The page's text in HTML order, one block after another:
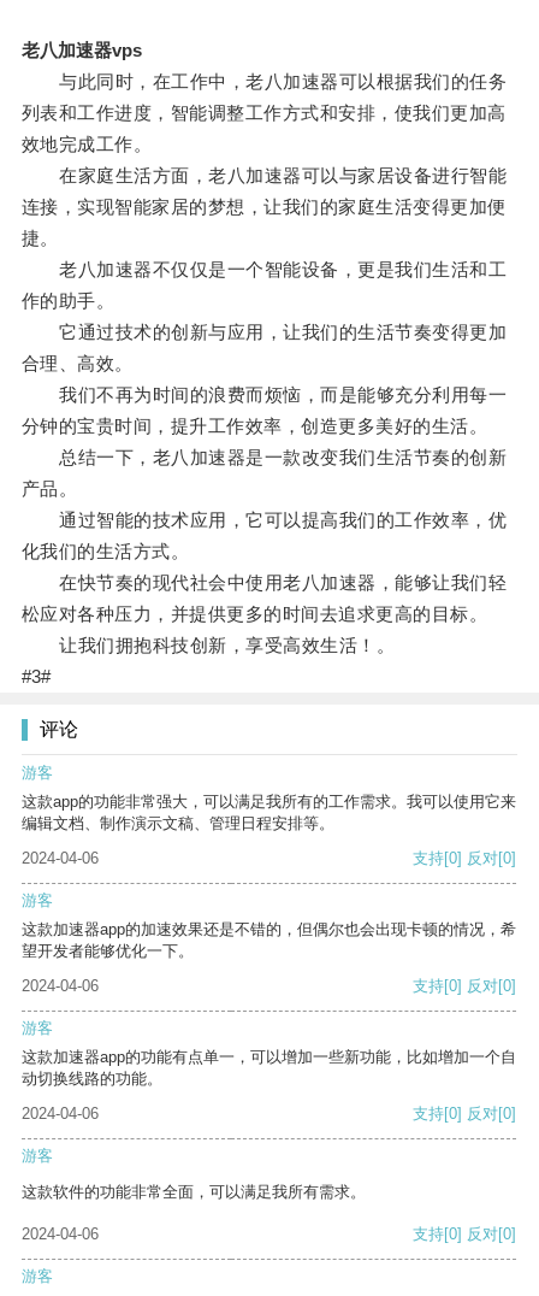
老八加速器vps
与此同时，在工作中，老八加速器可以根据我们的任务
列表和工作进度，智能调整工作方式和安排，使我们更加高
效地完成工作。
在家庭生活方面，老八加速器可以与家居设备进行智能
连接，实现智能家居的梦想，让我们的家庭生活变得更加便
捷。
老八加速器不仅仅是一个智能设备，更是我们生活和工
作的助手。
它通过技术的创新与应用，让我们的生活节奏变得更加
合理、高效。
我们不再为时间的浪费而烦恼，而是能够充分利用每一
分钟的宝贵时间，提升工作效率，创造更多美好的生活。
总结一下，老八加速器是一款改变我们生活节奏的创新
产品。
通过智能的技术应用，它可以提高我们的工作效率，优
化我们的生活方式。
在快节奏的现代社会中使用老八加速器，能够让我们轻
松应对各种压力，并提供更多的时间去追求更高的目标。
让我们拥抱科技创新，享受高效生活！。
#3#
评论
游客
这款app的功能非常强大，可以满足我所有的工作需求。我可以使用它来
编辑文档、制作演示文稿、管理日程安排等。
2024-04-06
支持[0] 反对[0]
游客
这款加速器app的加速效果还是不错的，但偶尔也会出现卡顿的情况，希
望开发者能够优化一下。
2024-04-06
支持[0] 反对[0]
游客
这款加速器app的功能有点单一，可以增加一些新功能，比如增加一个自
动切换线路的功能。
2024-04-06
支持[0] 反对[0]
游客
这款软件的功能非常全面，可以满足我所有需求。
2024-04-06 支持[0] 反对[0]
游客